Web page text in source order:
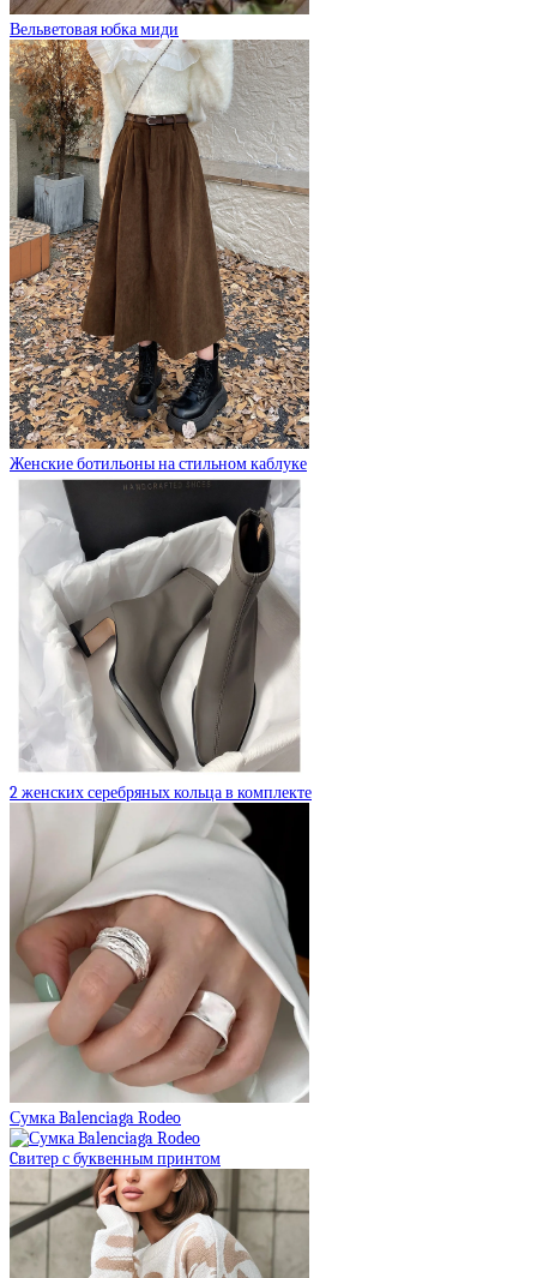
Вельветовая юбка миди
Женские ботильоны на стильном каблуке
2 женских серебряных кольца в комплекте
Сумка Balenciaga Rodeo
Cвитер с буквенным принтом